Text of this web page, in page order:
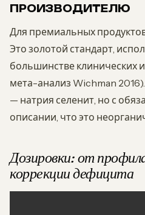
ПРОИЗВОДИТЕЛЮ
Для премиальных
Это золотой стандарт,
большинстве клинических
мета-анализ Wichman
— натрия селенит, но с
описании, что это
Дозировки: от
коррекции дефицита